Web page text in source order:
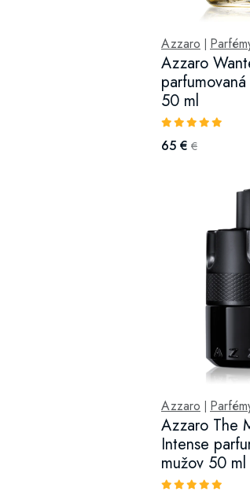
Azzaro
Azzaro
50 ml
65 € €
Azzaro
Azzaro The
Intense
mužov 50 ml